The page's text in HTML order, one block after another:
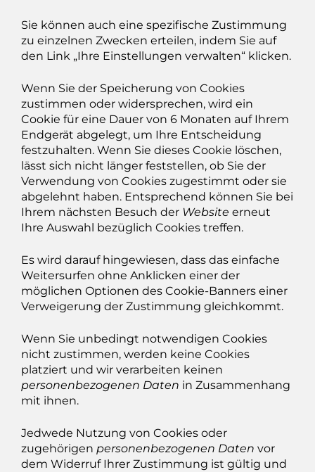
Sie können auch eine spezifische Zustimmung
zu einzelnen Zwecken erteilen, indem Sie auf
den Link „Ihre Einstellungen verwalten“ klicken.
Wenn Sie der Speicherung von Cookies
zustimmen oder widersprechen, wird ein
Cookie für eine Dauer von 6 Monaten auf Ihrem
Endgerät abgelegt, um Ihre Entscheidung
festzuhalten. Wenn Sie dieses Cookie löschen,
lässt sich nicht länger feststellen, ob Sie der
Verwendung von Cookies zugestimmt oder sie
abgelehnt haben. Entsprechend können Sie bei
Ihrem nächsten Besuch der Website erneut
Ihre Auswahl bezüglich Cookies treffen.
Es wird darauf hingewiesen, dass das einfache
Weitersurfen ohne Anklicken einer der
möglichen Optionen des Cookie-Banners einer
Verweigerung der Zustimmung gleichkommt.
Wenn Sie unbedingt notwendigen Cookies
nicht zustimmen, werden keine Cookies
platziert und wir verarbeiten keinen
personenbezogenen Daten in Zusammenhang
mit ihnen.
Jedwede Nutzung von Cookies oder
zugehörigen personenbezogenen Daten vor
dem Widerruf Ihrer Zustimmung ist gültig und